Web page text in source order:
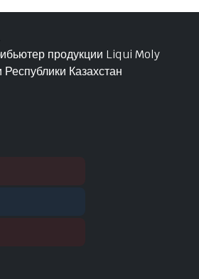
продукции Liqui Moly
Казахстан